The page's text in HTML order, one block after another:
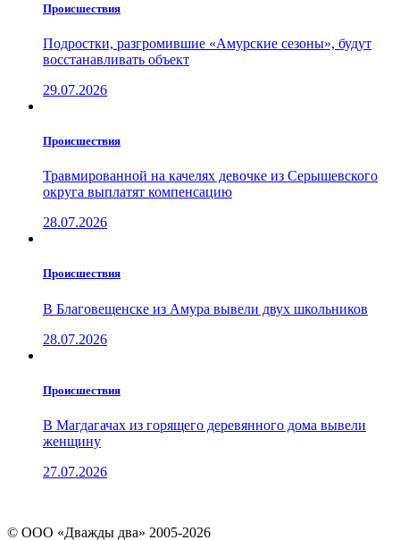
Проиcшествия
Подростки, разгромившие «Амурские сезоны», будут
восстанавливать объект
29.07.2026
Проиcшествия
Травмированной на качелях девочке из Серышевского
округа выплатят компенсацию
28.07.2026
Проиcшествия
В Благовещенске из Амура вывели двух школьников
28.07.2026
Проиcшествия
В Магдагачах из горящего деревянного дома вывели
женщину
27.07.2026
© ООО «Дважды два» 2005-2026